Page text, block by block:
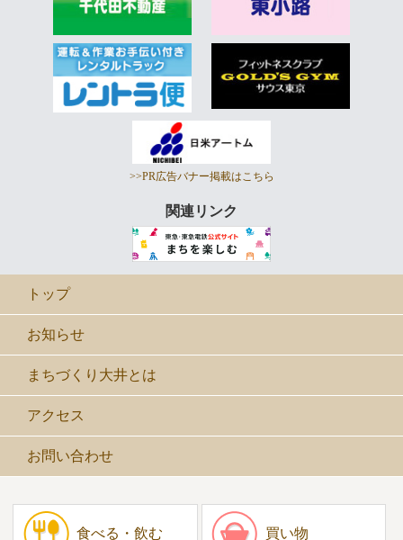
>>PR広告バナー掲載はこちら
関連リンク
トップ
お知らせ
まちづくり大井とは
アクセス
お問い合わせ
食べる・飲む 買い物